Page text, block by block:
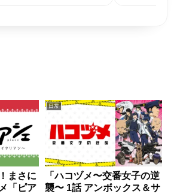
まさに
「ピア
日常
「ハコヅメ〜交番女子の逆
襲〜 1話 アンボックス＆サ